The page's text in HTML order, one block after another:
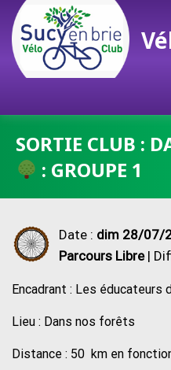
contenu
SORTIE CLUB :
: GROUPE 1
Date : dim 28/07/
Parcours Libre|
Encadrant : Les éducateurs
Lieu : Dans nos forêts
Distance : 50 km en